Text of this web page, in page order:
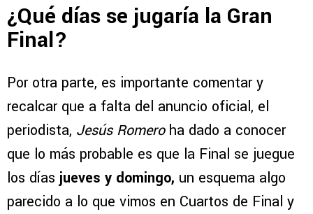
¿Qué días se jugaría la Gran
Final?
Por otra parte, es importante comentar y
recalcar que a falta del anuncio oficial, el
periodista, Jesús Romeroha dado a conocer
que lo más probable es que la Final se juegue
los días jueves y domingo, un esquema algo
parecido a lo que vimos en Cuartos de Final y